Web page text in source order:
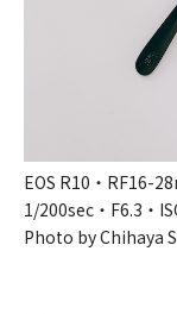
EOS R10・RF16-
1/200sec・F6.3・
Photo by Chihaya